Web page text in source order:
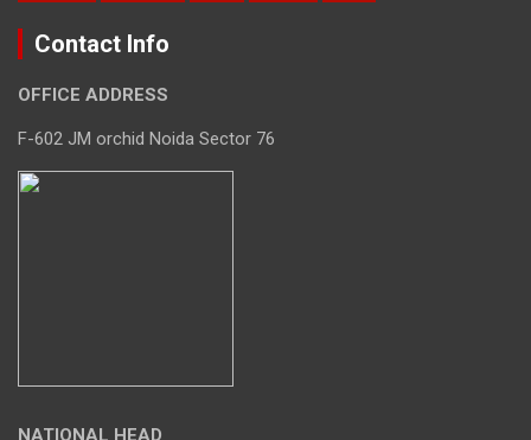
Contact Info
OFFICE ADDRESS
F-602 JM orchid Noida Sector 76
NATIONAL HEAD